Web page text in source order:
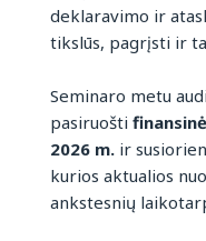
deklaravimo ir
tikslūs, pagrįsti ir
Seminaro metu
pasiruošti
2026 m. ir
kurios aktualios
ankstesnių